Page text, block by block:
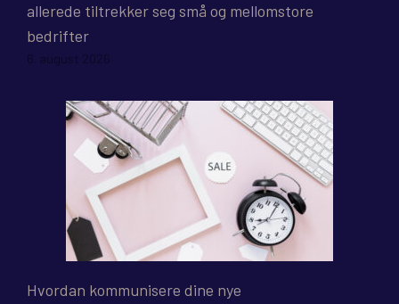
allerede tiltrekker seg små og mellomstore
bedrifter
6. august 2026
Hvordan kommunisere dine nye